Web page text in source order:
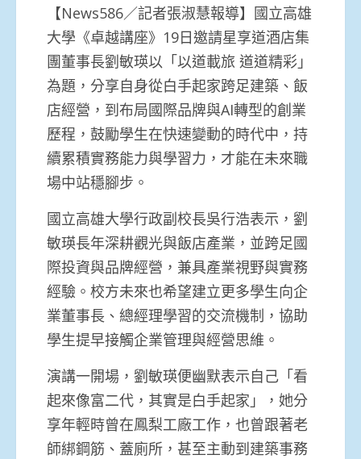
【News586／記者張淑慧報導】國立高雄
大學《卓越講座》19日邀請星享道酒店集
團董事長劉敏瑛以「以道載旅 道道精彩」
為題，分享自身從白手起家跨足建築、飯
店經營，到布局國際品牌與AI轉型的創業
歷程，鼓勵學生在快速變動的時代中，持
續累積實務能力與學習力，才能在未來職
場中站穩腳步。
國立高雄大學行政副校長吳行浩表示，劉
敏瑛長年深耕觀光與飯店產業，並跨足國
際投資與品牌經營，兼具產業視野與實務
經驗。校方未來也希望建立更多學生向企
業董事長、總經理學習的交流機制，協助
學生提早接觸企業管理與經營思維。
演講一開場，劉敏瑛便幽默表示自己「看
起來像富二代，其實是白手起家」，她分
享年輕時曾在鳳梨工廠工作，也曾跟著老
師綁鋼筋、蓋廁所，甚至主動到建築事務